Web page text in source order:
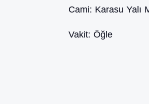
Cami: Karasu Yalı
Vakit: Öğle